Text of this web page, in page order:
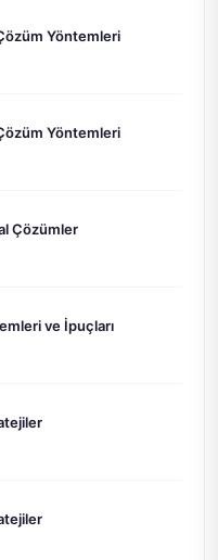
Yöntemleri
Yöntemleri
Çözümler
ve İpuçları